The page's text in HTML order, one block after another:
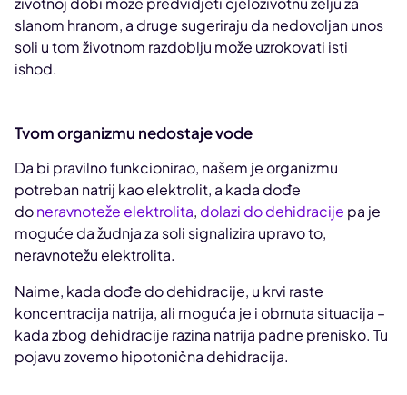
slanom hranom, a druge sugeriraju da nedovoljan unos
soli u tom životnom razdoblju može uzrokovati isti
ishod.
Tvom organizmu nedostaje vode
Da bi pravilno funkcionirao, našem je organizmu
potreban natrij kao elektrolit, a kada dođe
doneravnoteže elektrolita, dolazi do dehidracije pa je
moguće da žudnja za soli signalizira upravo to,
neravnotežu elektrolita.
Naime, kada dođe do dehidracije, u krvi raste
koncentracija natrija, ali moguća je i obrnuta situacija –
kada zbog dehidracije razina natrija padne prenisko. Tu
pojavu zovemo hipotonična dehidracija.